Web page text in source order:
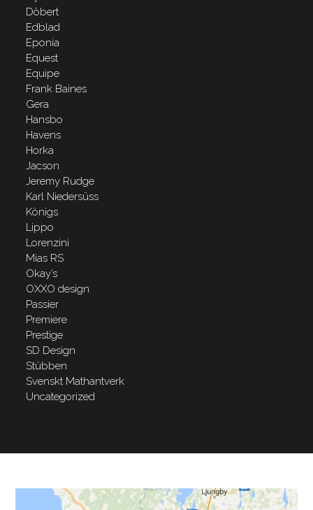
Döbert
Edblad
Eponia
Equest
Equipe
Frank Baines
Gera
Hansbo
Havens
Horka
Jacson
Jeremy Rudge
Karl Niedersüss
Königs
Lippo
Lorenzini
Mias RS
Okay’s
OXXO design
Passier
Premiere
Prestige
SD Design
Stübben
Svenskt Mathantverk
Uncategorized